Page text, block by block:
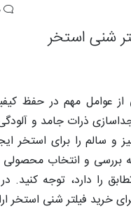
شنی استخر
از عوامل مهم در حفظ
ذرات جامد و
و سالم را برای استخر
بررسی و انتخاب محصولی
را دارد، توجه کنید.
خرید فیلتر شنی استخر